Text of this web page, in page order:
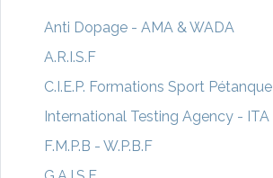
Anti Dopage - AMA & WADA
A.R.I.S.F
C.I.E.P. Formations Sport Pétanque
International Testing Agency - ITA
F.M.P.B - W.P.B.F